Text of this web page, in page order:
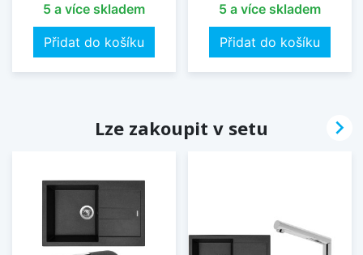
5 a více skladem
Přidat do košíku
5 a více skladem
Přidat do košíku
Lze zakoupit v setu 